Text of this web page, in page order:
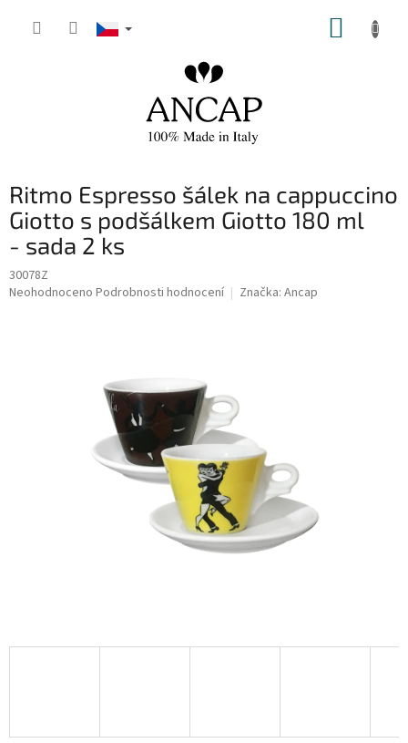
Ritmo Espresso šálek na cappuccino
Giotto s podšálkem Giotto 180 ml
- sada 2 ks
30078Z
Průměrné
Neohodnoceno Podrobnosti hodnocení Značka: Ancap